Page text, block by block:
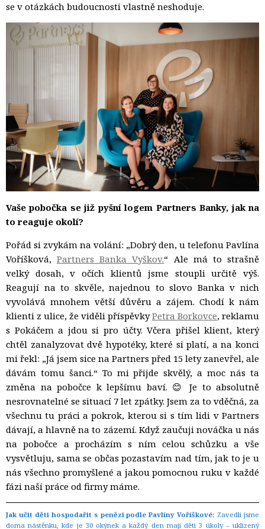
se v otázkách budoucnosti vlastně neshoduje.
Vaše pobočka se již pyšní logem Partners Banky, jak na
to reaguje okolí?
Pořád si zvykám na volání: „Dobrý den, u telefonu Pavlína
Voříšková,Partners Banka Vyškov.“ Ale má to strašně
velký dosah, v očích klientů jsme stoupli určitě výš.
Reagují na to skvěle, najednou to slovo Banka v nich
vyvolává mnohem větší důvěru a zájem. Chodí k nám
klienti z ulice, že viděli příspěvkyPetra Borkovce, reklamu
s Pokáčem a jdou si pro účty. Včera přišel klient, který
chtěl zanalyzovat dvě hypotéky, které si platí, a na konci
mi řekl: „Já jsem sice na Partners před 15 lety zanevřel, ale
dávám tomu šanci.“ To mi přijde skvělý, a moc nás ta
změna na pobočce k lepšímu baví. 😊 Je to absolutně
nesrovnatelné se situací 7 let zpátky. Jsem za to vděčná, za
všechnu tu práci a pokrok, kterou si s tím lidi v Partners
dávají, a hlavně na to zázemí. Když zaučuji nováčka u nás
na pobočce a procházím s ním celou schůzku a vše
vysvětluju, sama se občas pozastavím nad tím, jak to je u
nás všechno promyšlené a jakou pomocnou ruku v každé
fázi naší práce od firmy máme.
Jak učit děti hospodařit s penězi podle Pavlíny Voříškové: Zavedli jsme
doma nástěnku, kde je 30 okýnek a každý den mají děti 3 úkoly – uklizený